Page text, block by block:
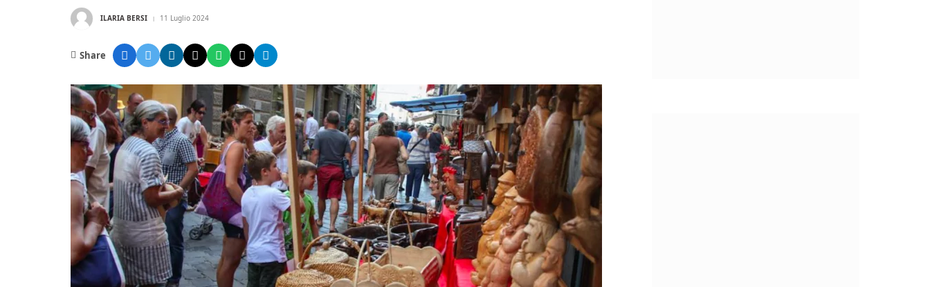
ILARIA BERSI 11 Luglio 2024
Share